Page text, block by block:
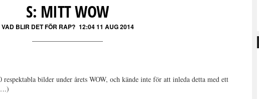
S: MITT WOW
VAD BLIR DET FÖR RAP? 12:04 11 AUG 2014
bilder under årets WOW, och kände inte för att inleda detta med ett